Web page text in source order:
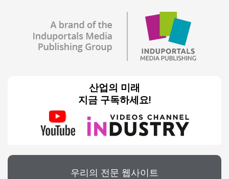
산업의 미래
지금 구독하세요!
우리의 전문 웹사이트